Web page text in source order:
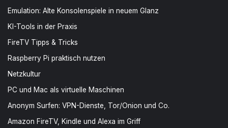
Emulation: Alte Konsolenspiele in neuem Glanz
KI-Tools in der Praxis
FireTV Tipps & Tricks
Raspberry Pi praktisch nutzen
Netzkultur
PC und Mac als virtuelle Maschinen
Anonym Surfen: VPN-Dienste, Tor/Onion und Co.
Amazon FireTV, Kindle und Alexa im Griff